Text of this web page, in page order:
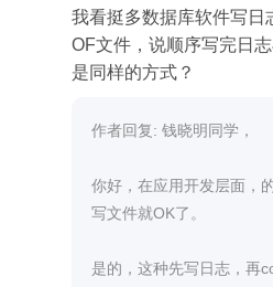
我看挺多数据库软件写日
OF文件，说顺序写完日
是同样的方式？
作者回复: 钱晓明同学，
你好，在应用开发层面，
写文件就OK了。
是的，这种先写日志，再